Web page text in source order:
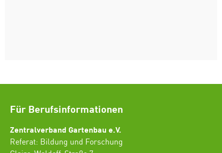
Für Berufsinformationen
Zentralverband Gartenbau e.V.
Referat: Bildung und Forschung